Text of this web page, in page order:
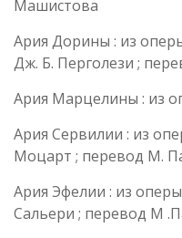
Машистова
Ария Дорины : из
Дж. Б. Перголези ;
Ария Марцелины : из
Ария Сервилии : из
Моцарт ; перевод М.
Ария Эфелии : из
Сальери ; перевод М